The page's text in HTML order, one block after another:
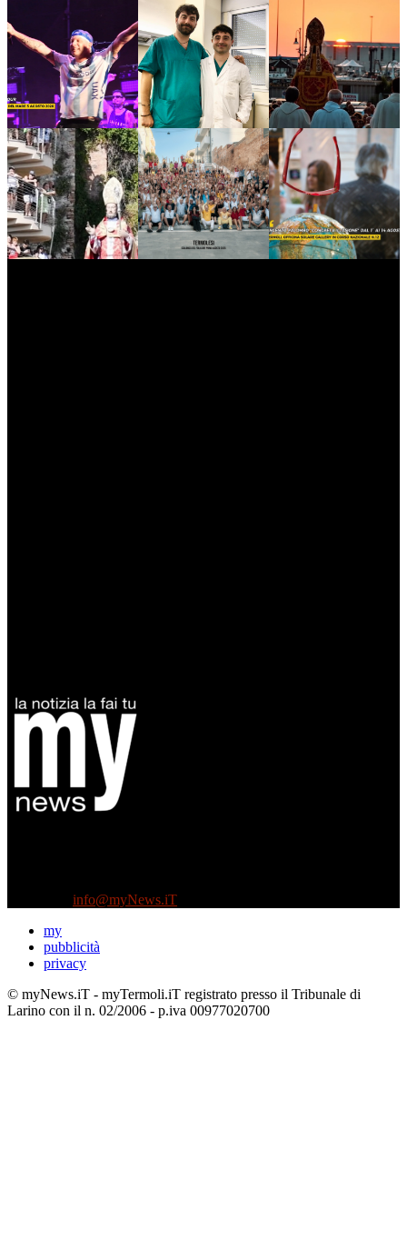
info@myNews.iT
my
pubblicità
privacy
© myNews.iT - myTermoli.iT registrato presso il Tribunale di
Larino con il n. 02/2006 - p.iva 00977020700